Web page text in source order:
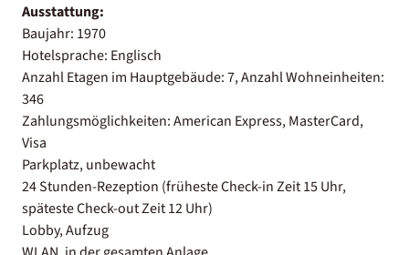
Ausstattung:
Baujahr: 1970
Hotelsprache: Englisch
Anzahl Etagen im Hauptgebäude: 7, Anzahl Wohneinheiten:
346
Zahlungsmöglichkeiten: American Express, MasterCard,
Visa
Parkplatz, unbewacht
24 Stunden-Rezeption (früheste Check-in Zeit 15 Uhr,
späteste Check-out Zeit 12 Uhr)
Lobby, Aufzug